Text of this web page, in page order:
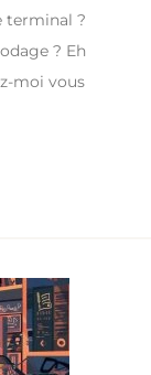
terminal ?
? Eh
moi vous